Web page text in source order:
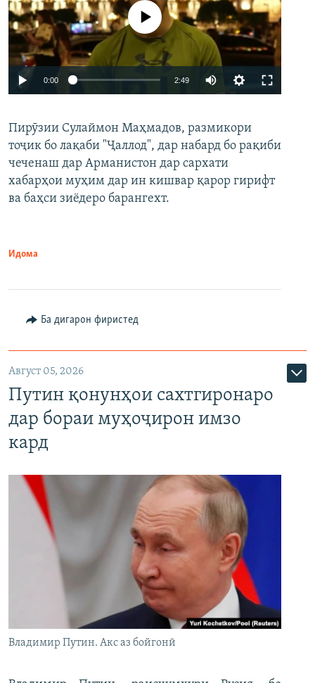
Auto 240p 360p 480p
720p 1080p
Феълан кор намекунад
0:00 2:49
360p
480p
Пирӯзии Сулаймон Маҳмадов, размикори
тоҷик бо лақаби "Ҷаллод", дар набард бо рақиби
чеченаш дар Арманистон дар сархати
хабарҳои муҳим дар ин кишвар қарор гирифт
ва баҳси зиёдеро барангехт.
Идома
Ба дигарон фиристед
Август 05, 2026
Путин қонунҳои сахтгиронаро
дар бораи муҳоҷирон имзо
кард
Владимир Путин. Акс аз бойгонӣ